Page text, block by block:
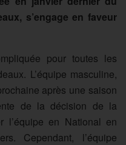
s’engage en faveur
pour toutes les
L’équipe masculine,
après une saison
de la décision de la
l’équipe en National en
Cependant, l’équipe